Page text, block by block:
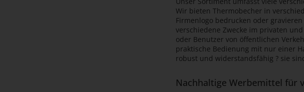
Wir bieten Thermobecher in
Firmenlogo bedrucken oder
verschiedene Zwecke im privaten
oder Benutzer von öffentlichen
praktische Bedienung mit nur einer
robust und widerstandsfähig ? sie
Nachhaltige Werbemittel für